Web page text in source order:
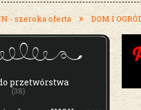
- szeroka oferta » DOM I
przetwórstwa
(38)